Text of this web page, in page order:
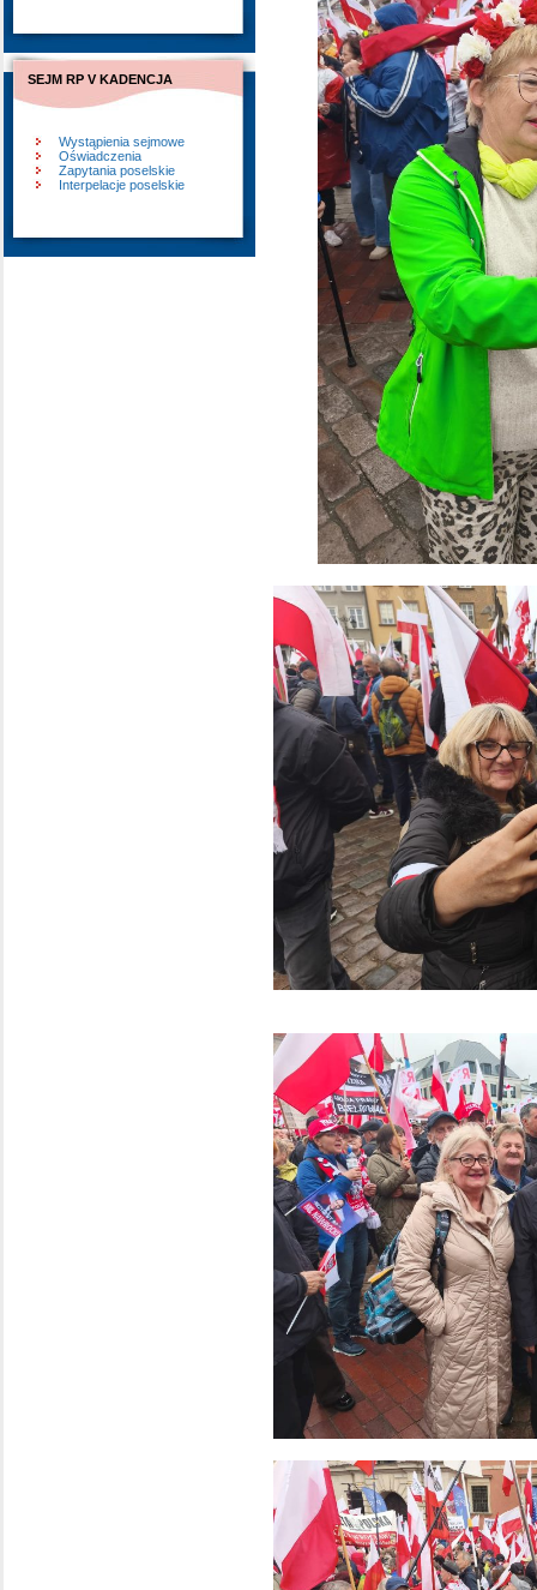
SEJM RP V KADENCJA
Wystąpienia sejmowe
Oświadczenia
Zapytania poselskie
Interpelacje poselskie